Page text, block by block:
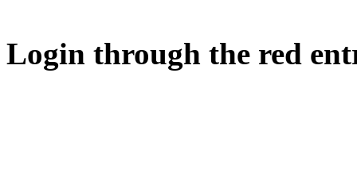
Login through the red